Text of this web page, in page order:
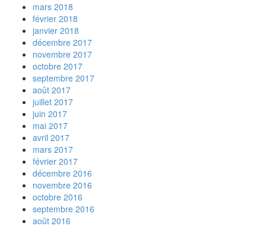
mars 2018
février 2018
janvier 2018
décembre 2017
novembre 2017
octobre 2017
septembre 2017
août 2017
juillet 2017
juin 2017
mai 2017
avril 2017
mars 2017
février 2017
décembre 2016
novembre 2016
octobre 2016
septembre 2016
août 2016